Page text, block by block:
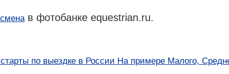
в фотобанке equestrian.ru.
по выездке в России На примере Малого,